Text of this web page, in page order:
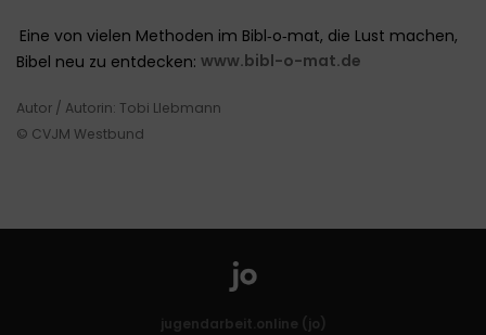
Eine von vielen Methoden im Bibl‑o‑mat, die Lust machen,
Bibel neu zu entdecken: www.bibl-o-mat.de
Autor / Autorin: Tobi LIebmann
© CVJM Westbund
jugendarbeit.online (jo)